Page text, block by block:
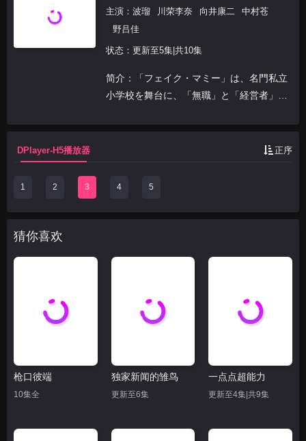
主演： 波瑠 川荣李奈 向井康二
中村苍
野吕佳
状态：更新至5集|共10集
简介：「フェイク・マミー」は、名門私立
小学校を舞台に、「無職」と「経営者」と
が“ニセママ”の契約を交わすことで、旧態
依然とした“社会の無理ゲー”に挑む姿と、
DPlayer-H5播放器 正序
1 2 3 4 5
猜你喜欢
枪口彼端
10集全
独家新闻的雏鸟
更新至6集
一点点超能力
更新至4集|共9集